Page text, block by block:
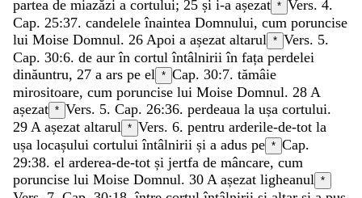
partea de miazăzi a cortului; 25 și i-a așezat * Vers. 4.
Cap. 25:37. candeleleînaintea Domnului, cum poruncise
lui Moise Domnul. 26 Apoi a așezat altarul * Vers. 5.
Cap. 30:6. de aurîn cortulîntâlniriiîn fața perdelei
dinăuntru, 27 a ars pe el * Cap. 30:7. tămâie
mirositoare, cum poruncise lui Moise Domnul. 28 A
așezat * Vers. 5. Cap. 26:36. perdeaua la ușa cortului.
29 A așezat altarul * Vers. 6. pentru arderile-de-tot la
ușa locașului cortuluiîntâlnirii și a adus pe * Cap.
29:38. el arderea-de-tot și jertfa de mâncare, cum
poruncise lui Moise Domnul. 30 A așezat ligheanul *